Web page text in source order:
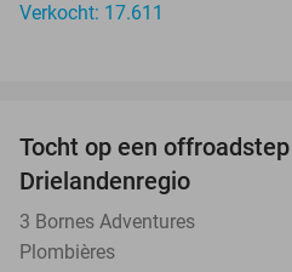
Verkocht: 17.611
Tocht op een
Drielandenregio
3 Bornes Adventures
Plombières